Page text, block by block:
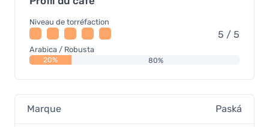
Niveau de torréfaction
5 / 5
Arabica / Robusta
20% 80%
Marque Paská